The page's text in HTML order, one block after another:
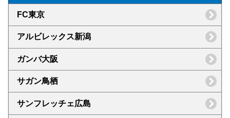
FC東京
アルビレックス新潟
ガンバ大阪
サガン鳥栖
サンフレッチェ広島